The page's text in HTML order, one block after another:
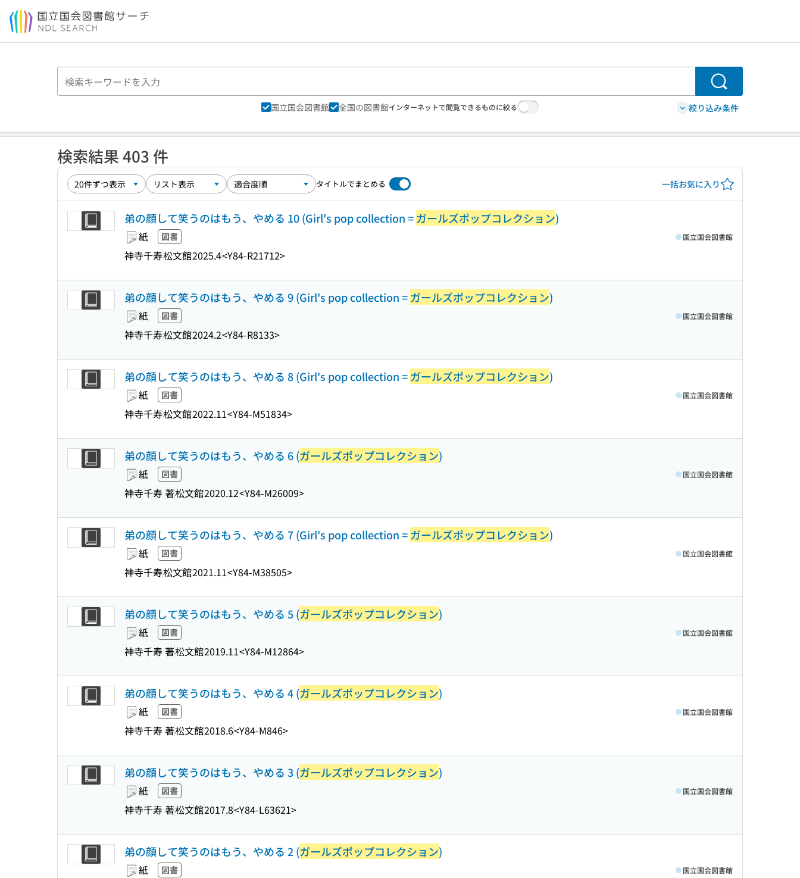
本文へ移動
検索
国立国会図書館 全国の図書館インターネットで閲覧できるものに絞る 絞り込み条件
検索結果 403 件
タイトルでまとめる 一括お気に入り
弟の顔して笑うのはもう、やめる 10 (Girl's pop collection =ガールズポップコレクション)
紙 図書
神寺千寿松文館2025.4<Y84-R21712>
国立国会図書館
弟の顔して笑うのはもう、やめる 9 (Girl's pop collection =ガールズポップコレクション)
紙 図書
神寺千寿松文館2024.2<Y84-R8133>
国立国会図書館
弟の顔して笑うのはもう、やめる 8 (Girl's pop collection =ガールズポップコレクション)
紙 図書
神寺千寿松文館2022.11<Y84-M51834>
国立国会図書館
弟の顔して笑うのはもう、やめる 6 (ガールズポップコレクション)
紙 図書
神寺千寿 著松文館2020.12<Y84-M26009>
国立国会図書館
弟の顔して笑うのはもう、やめる 7 (Girl's pop collection =ガールズポップコレクション)
紙 図書
神寺千寿松文館2021.11<Y84-M38505>
国立国会図書館
弟の顔して笑うのはもう、やめる 5 (ガールズポップコレクション)
紙 図書
神寺千寿 著松文館2019.11<Y84-M12864>
国立国会図書館
弟の顔して笑うのはもう、やめる 4 (ガールズポップコレクション)
紙 図書
神寺千寿 著松文館2018.6<Y84-M846>
国立国会図書館
弟の顔して笑うのはもう、やめる 3 (ガールズポップコレクション)
紙 図書
神寺千寿 著松文館2017.8<Y84-L63621>
国立国会図書館
弟の顔して笑うのはもう、やめる 2 (ガールズポップコレクション)
紙 図書 国立国会図書館